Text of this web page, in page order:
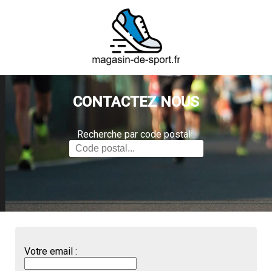
CONTACTEZ NOUS
Recherche par code postal :
Votre email :